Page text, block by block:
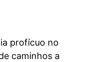
profícuo no
caminhos a